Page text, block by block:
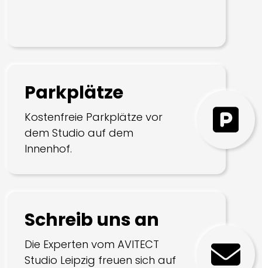
Parkplätze
Kostenfreie Parkplätze vor
dem Studio auf dem
Innenhof.
Schreib uns an
Die Experten vom AVITECT
Studio Leipzig freuen sich auf